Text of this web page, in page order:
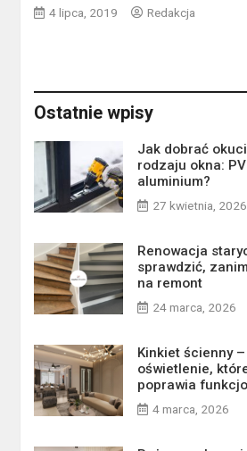
4 lipca, 2019 Redakcja
Ostatnie wpisy
Jak dobrać
rodzaju okna:
aluminium?
27 kwietnia, 2026
Renowacja
sprawdzić,
na remont
24 marca, 2026
Kinkiet ścienny
oświetlenie,
poprawia
4 marca, 2026